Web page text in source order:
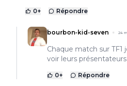
0+ Répondre
bourbon-kid-seven 24
Chaque match sur TF1
voir leurs présentateurs
0+ Répondre